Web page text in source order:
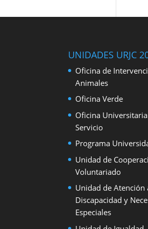
UNIDADES URJC
Oficina de
Animales
Oficina Verde
Oficina
Servicio
Programa
Unidad de
Voluntariado
Unidad de Atención
Discapacidad y
Especiales